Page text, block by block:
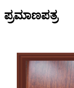
ಪ್ರಮಾಣಪತ್ರ